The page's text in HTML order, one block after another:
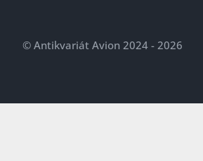
© Antikvariát Avion 2024 - 2026